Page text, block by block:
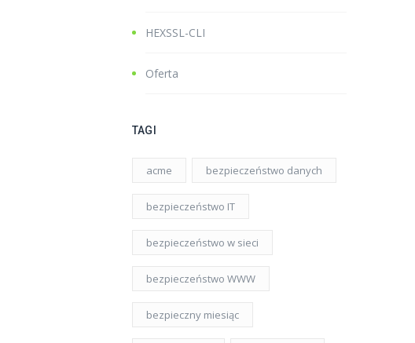
HEXSSL-CLI
Oferta
TAGI
acme bezpieczeństwo danych
bezpieczeństwo IT
bezpieczeństwo w sieci
bezpieczeństwo WWW
bezpieczny miesiąc